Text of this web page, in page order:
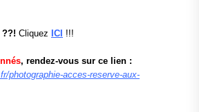
??! Cliquez ICI !!!
, rendez-vous sur ce lien :
photographie-acces-reserve-aux-